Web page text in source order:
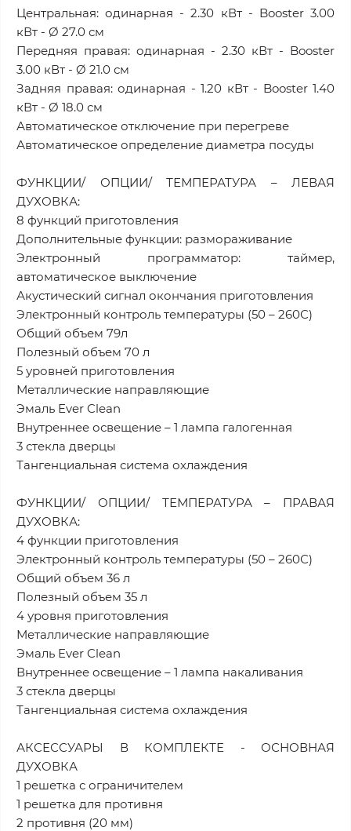
Центральная: одинарная - 2.30 кВт - Booster 3.00
кВт - Ø 27.0 см
Передняя правая: одинарная - 2.30 кВт - Booster
3.00 кВт - Ø 21.0 см
Задняя правая: одинарная - 1.20 кВт - Booster 1.40
кВт - Ø 18.0 см
Автоматическое отключение при перегреве
Автоматическое определение диаметра посуды
ФУНКЦИИ/ ОПЦИИ/ ТЕМПЕРАТУРА – ЛЕВАЯ
ДУХОВКА:
8 функций приготовления
Дополнительные функции: размораживание
Электронный программатор: таймер,
автоматическое выключение
Акустический сигнал окончания приготовления
Электронный контроль температуры (50 – 260С)
Общий объем 79л
Полезный объем 70 л
5 уровней приготовления
Металлические направляющие
Эмаль Ever Clean
Внутреннее освещение – 1 лампа галогенная
3 стекла дверцы
Тангенциальная система охлаждения
ФУНКЦИИ/ ОПЦИИ/ ТЕМПЕРАТУРА – ПРАВАЯ
ДУХОВКА:
4 функции приготовления
Электронный контроль температуры (50 – 260С)
Общий объем 36 л
Полезный объем 35 л
4 уровня приготовления
Металлические направляющие
Эмаль Ever Clean
Внутреннее освещение – 1 лампа накаливания
3 стекла дверцы
Тангенциальная система охлаждения
АКСЕССУАРЫ В КОМПЛЕКТЕ - ОСНОВНАЯ
ДУХОВКА
1 решетка с ограничителем
1 решетка для противня
2 противня (20 мм)